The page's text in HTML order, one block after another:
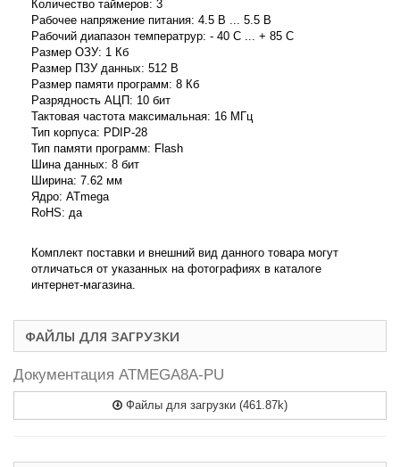
Количество таймеров: 3
Рабочее напряжение питания: 4.5 В ... 5.5 В
Рабочий диапазон температрур: - 40 C ... + 85 C
Размер ОЗУ: 1 Кб
Размер ПЗУ данных: 512 B
Размер памяти программ: 8 Кб
Разрядность АЦП: 10 бит
Тактовая частота максимальная: 16 МГц
Тип корпуса: PDIP-28
Тип памяти программ: Flash
Шина данных: 8 бит
Ширина: 7.62 мм
Ядро: ATmega
RoHS: да
Комплект поставки и внешний вид данного товара могут
отличаться от указанных на фотографиях в каталоге
интернет-магазина.
ФАЙЛЫ ДЛЯ ЗАГРУЗКИ
Документация ATMEGA8A-PU
Файлы для загрузки (461.87k)